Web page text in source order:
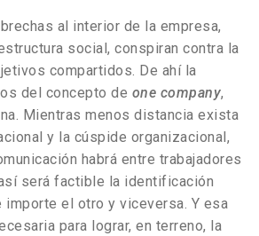
al interior de la empresa,
social, conspiran contra la
compartidos. De ahí la
del concepto de one company,
Mientras menos distancia exista
y la cúspide organizacional,
habrá entre trabajadores
será factible la identificación
importe el otro y viceversa. Y esa
para lograr, en terreno, la